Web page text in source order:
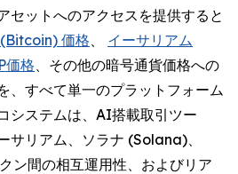
セットへのアクセスを提供すると
価格、 イーサリアム
価格、その他の暗号通貨価格への
、すべて単一のプラットフォーム
システムは、AI搭載取引ツー
サリアム、ソラナ (Solana)、
ン間の相互運用性、およびリア